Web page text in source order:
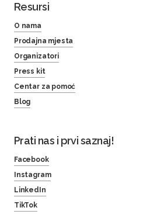
Resursi
O nama
Prodajna mjesta
Organizatori
Press kit
Centar za pomoć
Blog
Prati nas i prvi saznaj!
Facebook
Instagram
LinkedIn
TikTok